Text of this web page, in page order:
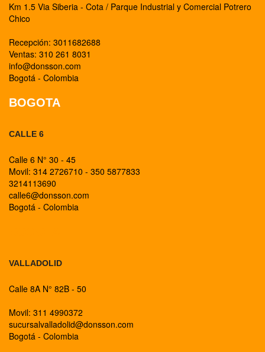
Km 1.5 Via Siberia - Cota / Parque Industrial y Comercial Potrero
Chico
Recepción: 3011682688
Ventas: 310 261 8031
info@donsson.com
Bogotá - Colombia
BOGOTA
CALLE 6
Calle 6 N° 30 - 45
Movil: 314 2726710 - 350 5877833
3214113690
calle6@donsson.com
Bogotá - Colombia
VALLADOLID
Calle 8A N° 82B - 50
Movil: 311 4990372
sucursalvalladolid@donsson.com
Bogotá - Colombia